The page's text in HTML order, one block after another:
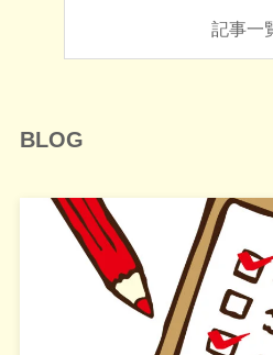
記事一
BLOG